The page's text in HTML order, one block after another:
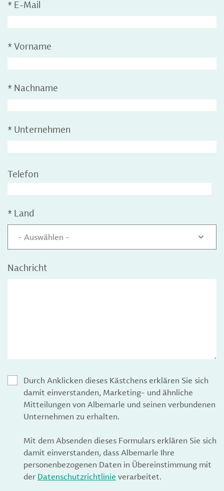
* E-Mail
* Vorname
* Nachname
* Unternehmen
Telefon
* Land
- Auswählen -
Nachricht
Durch Anklicken dieses Kästchens erklären Sie sich
damit einverstanden, Marketing- und ähnliche
Mitteilungen von Albemarle und seinen verbundenen
Unternehmen zu erhalten.
Mit dem Absenden dieses Formulars erklären Sie sich
damit einverstanden, dass Albemarle Ihre
personenbezogenen Daten in Übereinstimmung mit
der Datenschutzrichtlinie verarbeitet.